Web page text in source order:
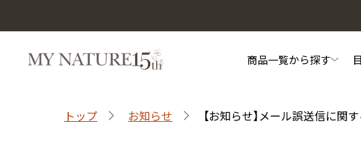
商品一覧から探す
マイナチュレシリーズ
目的から探す
マイナチュレを知る 私
お買い物ガイド
サポート 頭皮・
トップ お知らせ 【お知らせ】メール誤送信に関